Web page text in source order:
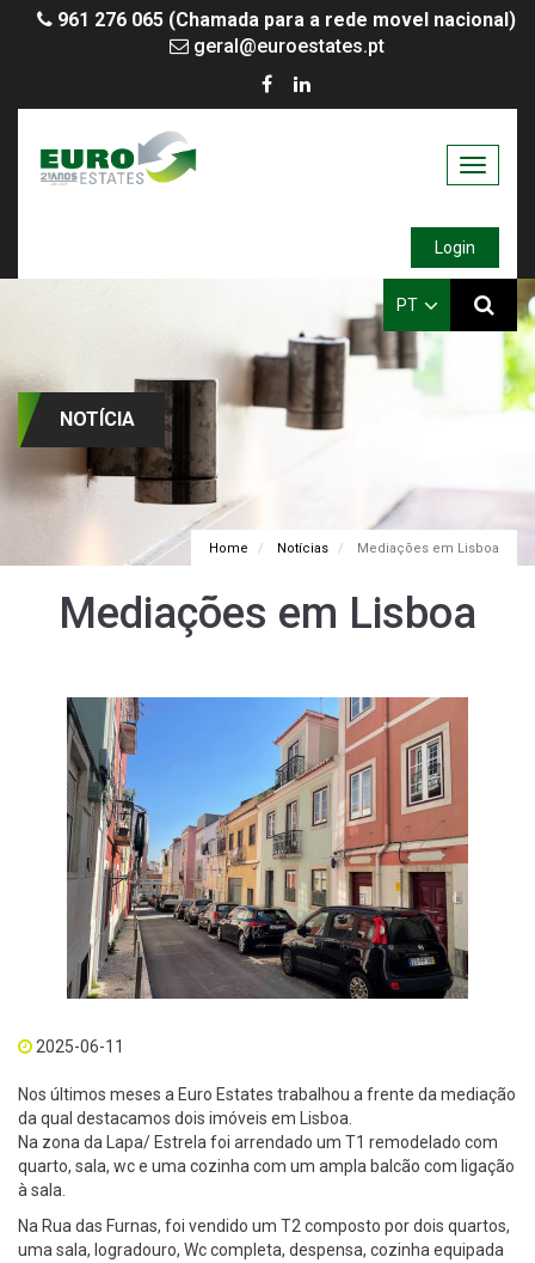
961 276 065 (Chamada para a rede movel nacional)
geral@euroestates.pt
Toggle
Login
PT
Home Notícias Mediações em Lisboa
NOTÍCIA
Mediações em Lisboa
2025-06-11
Nos últimos meses a Euro Estates trabalhou a frente da mediação
da qual destacamos dois imóveis em Lisboa.
Na zona da Lapa/ Estrela foi arrendado um T1 remodelado com
quarto, sala, wc e uma cozinha com um ampla balcão com ligação
à sala.
Na Rua das Furnas, foi vendido um T2 composto por dois quartos,
uma sala, logradouro, Wc completa, despensa, cozinha equipada